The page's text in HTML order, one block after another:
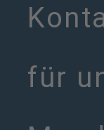
für